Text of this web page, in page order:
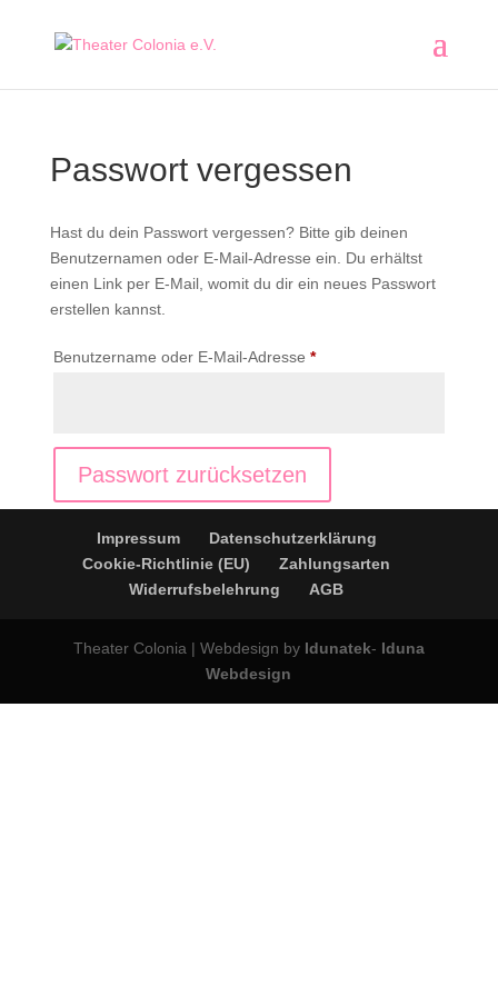
Passwort vergessen
Hast du dein Passwort vergessen? Bitte gib deinen
Benutzernamen oder E-Mail-Adresse ein. Du erhältst
einen Link per E-Mail, womit du dir ein neues Passwort
erstellen kannst.
Benutzername oder E-Mail-Adresse *Erforderlich
Passwort zurücksetzen
Impressum
Datenschutzerklärung
Cookie-Richtlinie (EU)
Zahlungsarten
Widerrufsbelehrung
AGB
Theater Colonia | Webdesign by Idunatek- Iduna
Webdesign